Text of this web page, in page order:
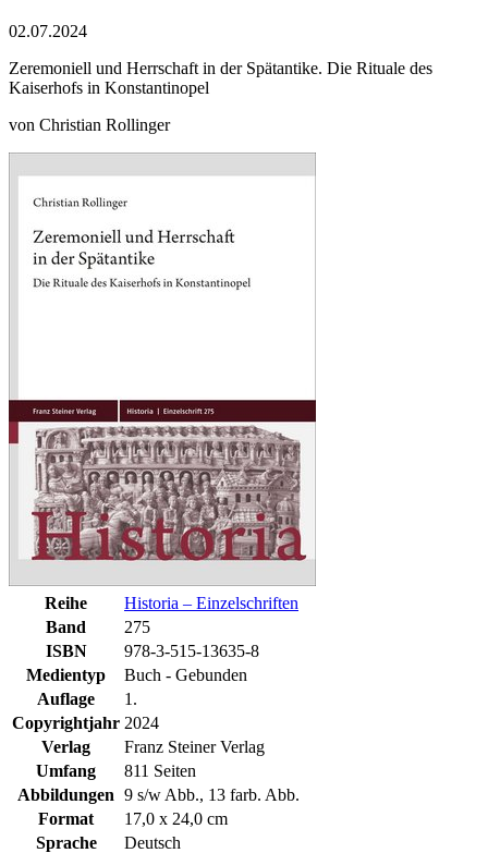
02.07.2024
Zeremoniell und Herrschaft in der Spätantike. Die Rituale des
Kaiserhofs in Konstantinopel
von Christian Rollinger
Reihe
Historia – Einzelschriften
Band
275
ISBN
978-3-515-13635-8
Medientyp
Buch - Gebunden
Auflage
1.
Copyrightjahr 2024
Verlag
Franz Steiner Verlag
Umfang
811 Seiten
Abbildungen 9 s/w Abb., 13 farb. Abb.
Format
17,0 x 24,0 cm
Sprache
Deutsch